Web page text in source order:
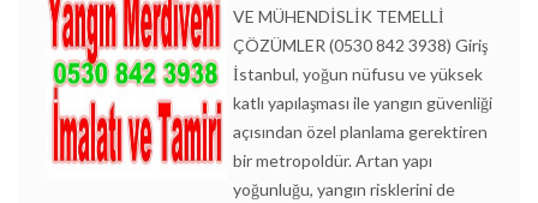
VE MÜHENDİSLİK TEMELLİ
ÇÖZÜMLER (0530 842 3938) Giriş
İstanbul, yoğun nüfusu ve yüksek
katlı yapılaşması ile yangın güvenliği
açısından özel planlama gerektiren
bir metropoldür. Artan yapı
yoğunluğu, yangın risklerini de